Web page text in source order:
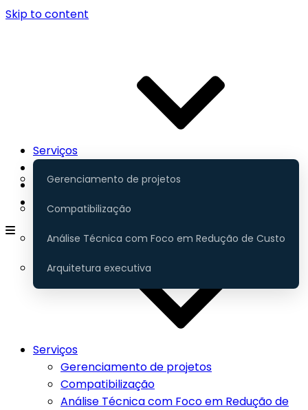
Skip to content
Serviços
Gerenciamento de projetos
Compatibilização
Análise Técnica com Foco em Redução de Custo
Arquitetura executiva
Contato
Portfólio
Gerenciamento
Serviços
Gerenciamento de projetos
Compatibilização
Análise Técnica com Foco em Redução de